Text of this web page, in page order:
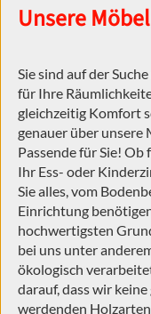
Unsere Möbel
Sie sind auf der
für Ihre
gleichzeitig Komfort
genauer über unsere
Passende für Sie!
Ihr Ess- oder
Sie alles, vom
Einrichtung
hochwertigsten
bei uns unter
ökologisch
darauf, dass wir
werdenden
Ihrer Daten finden Sie in
Impressum|